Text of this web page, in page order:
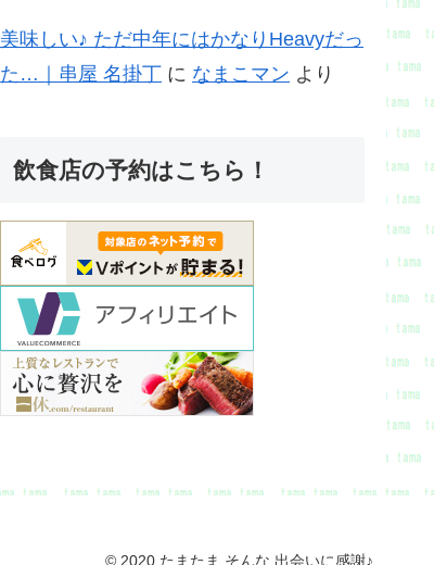
美味しい♪ ただ中年にはかなりHeavyだっ
た…｜串屋 名掛丁 に なまこマン より
飲食店の予約はこちら！
© 2020 たまたま そんな 出会いに感謝♪.